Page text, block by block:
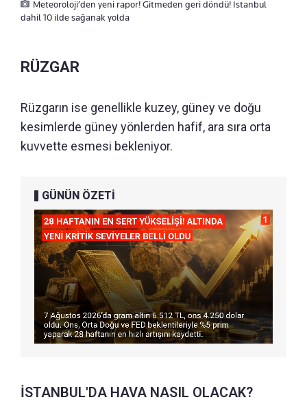
Meteoroloji’den yeni rapor! Gitmeden geri döndü! İstanbul
dahil 10 ilde sağanak yolda
RÜZGAR
Rüzgarın ise genellikle kuzey, güney ve doğu
kesimlerde güney yönlerden hafif, ara sıra orta
kuvvette esmesi bekleniyor.
GÜNÜN ÖZETİ
İSTANBUL'DA HAVA NASIL OLACAK?